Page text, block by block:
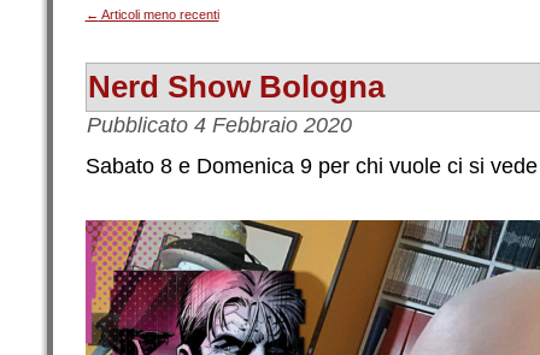
← Articoli meno recenti
Nerd Show Bologna
Pubblicato 4 Febbraio 2020
Sabato 8 e Domenica 9 per chi vuole ci si